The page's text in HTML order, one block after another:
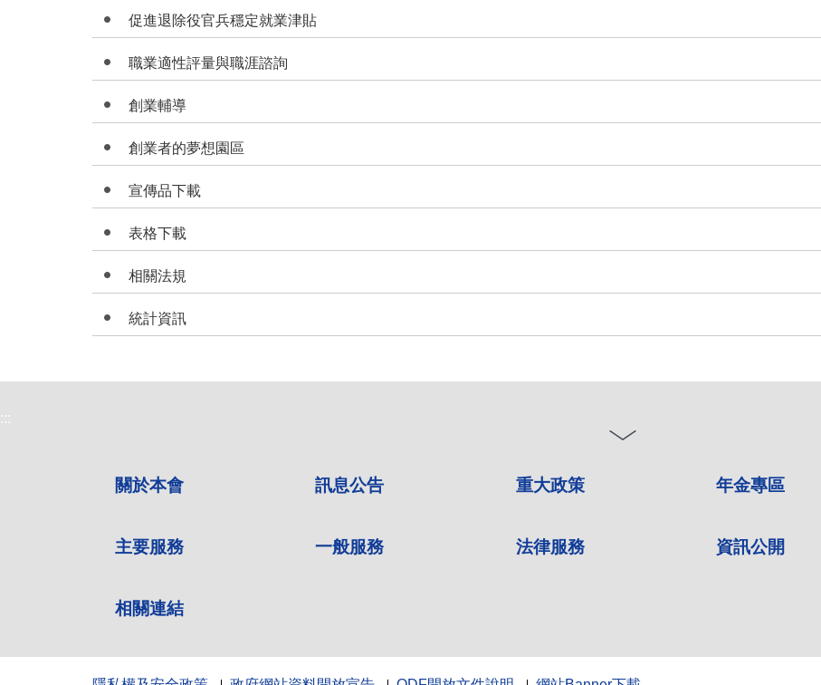
促進退除役官兵穩定就業津貼
職業適性評量與職涯諮詢
創業輔導
創業者的夢想園區
宣傳品下載
表格下載
相關法規
統計資訊
:::
關於本會 訊息公告 重大政策 年金專區
主要服務 一般服務 法律服務 資訊公開
相關連結